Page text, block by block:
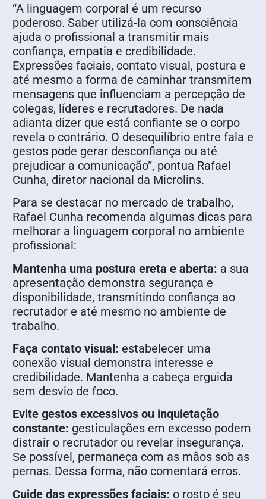
“A linguagem corporal é um recurso
poderoso. Saber utilizá-la com consciência
ajuda o profissional a transmitir mais
confiança, empatia e credibilidade.
Expressões faciais, contato visual, postura e
até mesmo a forma de caminhar transmitem
mensagens que influenciam a percepção de
colegas, líderes e recrutadores. De nada
adianta dizer que está confiante se o corpo
revela o contrário. O desequilíbrio entre fala e
gestos pode gerar desconfiança ou até
prejudicar a comunicação”, pontua Rafael
Cunha, diretor nacional da Microlins.
Para se destacar no mercado de trabalho,
Rafael Cunha recomenda algumas dicas para
melhorar a linguagem corporal no ambiente
profissional:
Mantenha uma postura ereta e aberta: a sua
apresentação demonstra segurança e
disponibilidade, transmitindo confiança ao
recrutador e até mesmo no ambiente de
trabalho.
Faça contato visual: estabelecer uma
conexão visual demonstra interesse e
credibilidade. Mantenha a cabeça erguida
sem desvio de foco.
Evite gestos excessivos ou inquietação
constante: gesticulações em excesso podem
distrair o recrutador ou revelar insegurança.
Se possível, permaneça com as mãos sob as
pernas. Dessa forma, não comentará erros.
Cuide das expressões faciais: o rosto é seu